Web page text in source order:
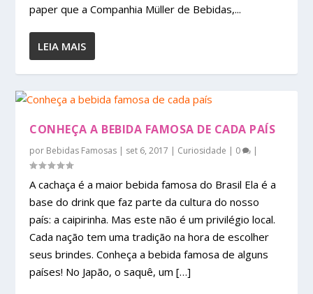
paper que a Companhia Müller de Bebidas,...
LEIA MAIS
CONHEÇA A BEBIDA FAMOSA DE CADA PAÍS
por Bebidas Famosas | set 6, 2017 | Curiosidade | 0 |
A cachaça é a maior bebida famosa do Brasil Ela é a
base do drink que faz parte da cultura do nosso
país: a caipirinha. Mas este não é um privilégio local.
Cada nação tem uma tradição na hora de escolher
seus brindes. Conheça a bebida famosa de alguns
países! No Japão, o saquê, um […]